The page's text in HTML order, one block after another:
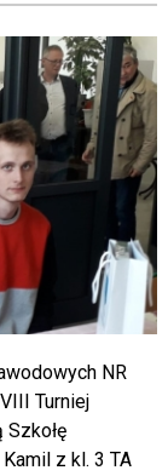
NR
Turniej
z kl. 3 TA